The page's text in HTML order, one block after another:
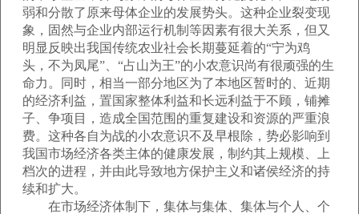
弱和分散了原来母体企业的发展势头。这种企业裂变现
象，固然与企业内部运行机制等因素有很大关系，但又
明显反映出我国传统农业社会长期蔓延着的“宁为鸡
头，不为凤尾”、“占山为王”的小农意识尚有很顽强的生
命力。同时，相当一部分地区为了本地区暂时的、近期
的经济利益，置国家整体利益和长远利益于不顾，铺摊
子、争项目，造成全国范围的重复建设和资源的严重浪
费。这种各自为战的小农意识不及早根除，势必影响到
我国市场经济各类主体的健康发展，制约其上规模、上
档次的进程，并由此导致地方保护主义和诸侯经济的持
续和扩大。
在市场经济体制下，集体与集体、集体与个人、个